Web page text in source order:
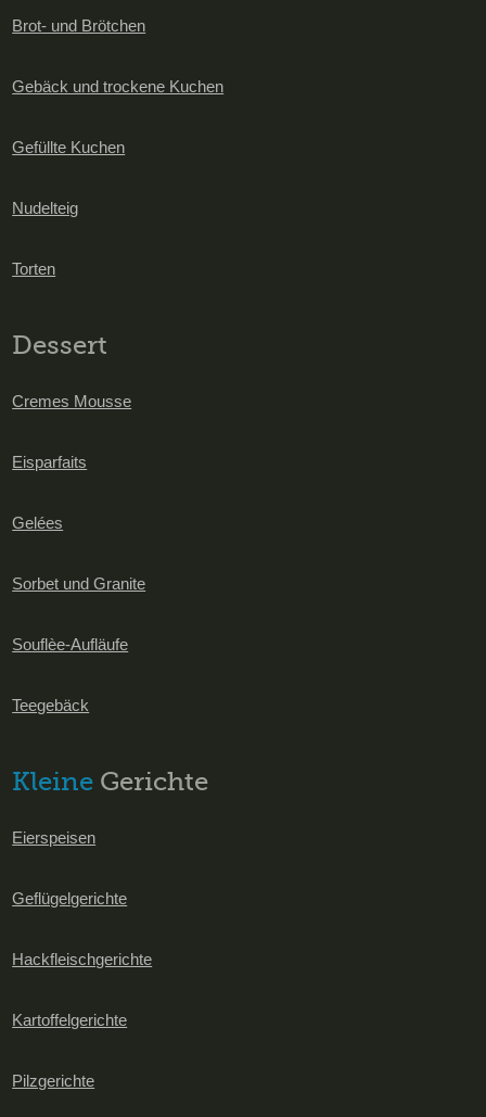
Brot- und Brötchen
Gebäck und trockene Kuchen
Gefüllte Kuchen
Nudelteig
Torten
Dessert
Cremes Mousse
Eisparfaits
Gelées
Sorbet und Granite
Souflèe-Aufläufe
Teegebäck
Kleine Gerichte
Eierspeisen
Geflügelgerichte
Hackfleischgerichte
Kartoffelgerichte
Pilzgerichte